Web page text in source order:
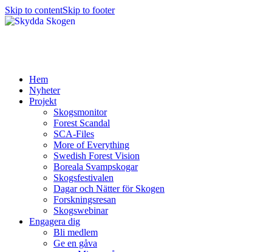
Skip to contentSkip to footer
Hem
Nyheter
Projekt
Skogsmonitor
Forest Scandal
SCA-Files
More of Everything
Swedish Forest Vision
Boreala Svampskogar
Skogsfestivalen
Dagar och Nätter för Skogen
Forskningsresan
Skogswebinar
Engagera dig
Bli medlem
Ge en gåva